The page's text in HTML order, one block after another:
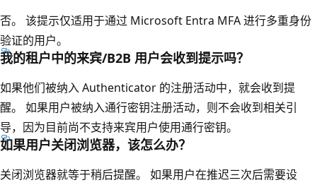
否。 该提示仅适用于通过 Microsoft Entra MFA 进行多重身份
验证的用户。
我的租户中的来宾/B2B 用户会收到提示吗？
如果他们被纳入 Authenticator 的注册活动中，就会收到提
醒。 如果用户被纳入通行密钥注册活动，则不会收到相关引
导，因为目前尚不支持来宾用户使用通行密钥。
如果用户关闭浏览器，该怎么办？
关闭浏览器就等于稍后提醒。 如果用户在推迟三次后需要设